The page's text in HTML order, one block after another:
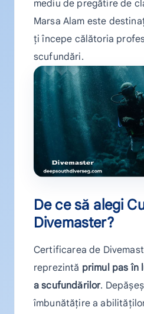
mediu de pregătire de
Marsa Alam este
ți începe călătoria
scufundări.
De ce să alegi
Divemaster?
Certificarea de
reprezintă primul pas în
a scufundărilor.
îmbunătățire a